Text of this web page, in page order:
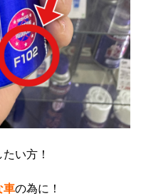
たい方！
車の為に！